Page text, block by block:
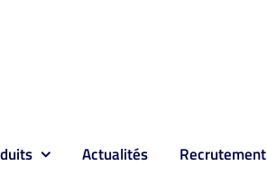
Actualités Recrutement